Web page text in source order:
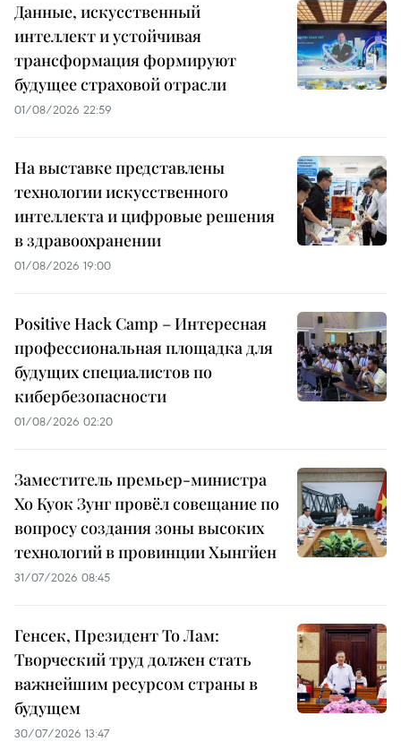
Данные, искусственный
интеллект и устойчивая
трансформация формируют
будущее страховой отрасли
01/08/2026 22:59
На выставке представлены
технологии искусственного
интеллекта и цифровые решения
в здравоохранении
01/08/2026 19:00
Positive Hack Camp – Интересная
профессиональная площадка для
будущих специалистов по
кибербезопасности
01/08/2026 02:20
Заместитель премьер-министра
Хо Куок Зунг провёл совещание по
вопросу создания зоны высоких
технологий в провинции Хынгйен
31/07/2026 08:45
Генсек, Президент То Лам:
Творческий труд должен стать
важнейшим ресурсом страны в
будущем
30/07/2026 13:47